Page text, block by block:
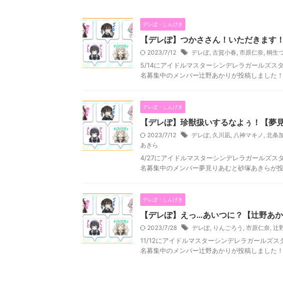
デレぽ・しんげき
【デレぽ】つかささん！いただきます
2023/7/12 デレぽ, 古賀小春, 市原仁奈, 桐生
5/14にアイドルマスターシンデレラガールズス
名募集中のメンバー辻野あかりが投稿しました
デレぽ・しんげき
【デレぽ】珍獣扱いするなよぅ！【夢
2023/7/12 デレぽ, 久川凪, 八神マキノ , 北条
あきら
4/27にアイドルマスターシンデレラガールズス
名募集中のメンバー夢見りあむと砂塚あきらが
デレぽ・しんげき
【デレぽ】えっ…あいつに？【辻野あか
2023/7/28 デレぽ, りんごろう , 市原仁奈, 辻
11/12にアイドルマスターシンデレラガールズ
名募集中のメンバー辻野あかりが投稿しました